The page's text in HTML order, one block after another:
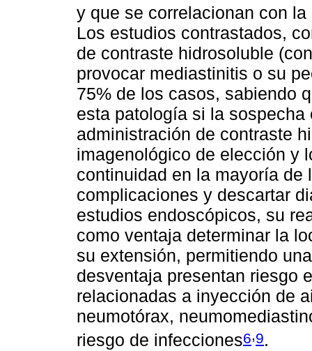
y que se correlacionan con
Los estudios contrastados,
de contraste hidrosoluble
provocar mediastinitis o su
75% de los casos, sabiendo
esta patología si la
administración de contraste
imagenológico de elección y
continuidad en la mayoría de
complicaciones y descartar
estudios endoscópicos, su
como ventaja determinar la
su extensión, permitiendo
desventaja presentan riesgo
relacionadas a inyección de
neumotórax,
riesgo de infecciones6,9.